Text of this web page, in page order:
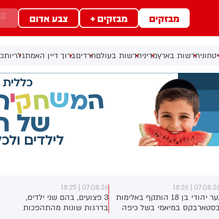
מבזקים מבזקים + צבע אדום
חדשות בארץמדיניחדשות בעולםחרדיםברוך דיין האמתגלריות
07.08.26 |
נער יהודי בן 18 הותקף באלימות
במיאמי בשל כיפה
07.08.26 | 18:25
3 פצועים, בהם שני ילדים,
בדרגות שונות מהתהפכות